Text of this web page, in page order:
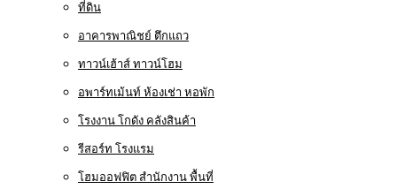
ที่ดิน
อาคารพาณิชย์ ตึกแถว
ทาวน์เฮ้าส์ ทาวน์โฮม
อพาร์ทเม้นท์ ห้องเช่า หอพัก
โรงงาน โกดัง คลังสินค้า
รีสอร์ท โรงแรม
โฮมออฟฟิต สำนักงาน พื้นที่